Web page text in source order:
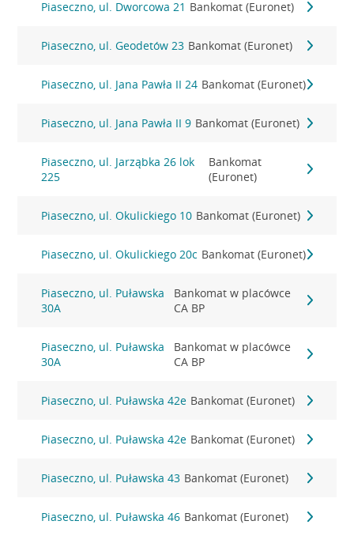
Piaseczno, ul. Dworcowa 21 Bankomat (Euronet)
Piaseczno, ul. Geodetów 23 Bankomat (Euronet)
Piaseczno, ul. Jana Pawła II 24 Bankomat (Euronet)
Piaseczno, ul. Jana Pawła II 9 Bankomat (Euronet)
Piaseczno, ul. Jarząbka 26 lok
225
Bankomat
(Euronet)
Piaseczno, ul. Okulickiego 10 Bankomat (Euronet)
Piaseczno, ul. Okulickiego 20c Bankomat (Euronet)
Piaseczno, ul. Puławska
30A
Bankomat w placówce
CA BP
Piaseczno, ul. Puławska
30A
Bankomat w placówce
CA BP
Piaseczno, ul. Puławska 42e Bankomat (Euronet)
Piaseczno, ul. Puławska 42e Bankomat (Euronet)
Piaseczno, ul. Puławska 43 Bankomat (Euronet)
Piaseczno, ul. Puławska 46 Bankomat (Euronet)